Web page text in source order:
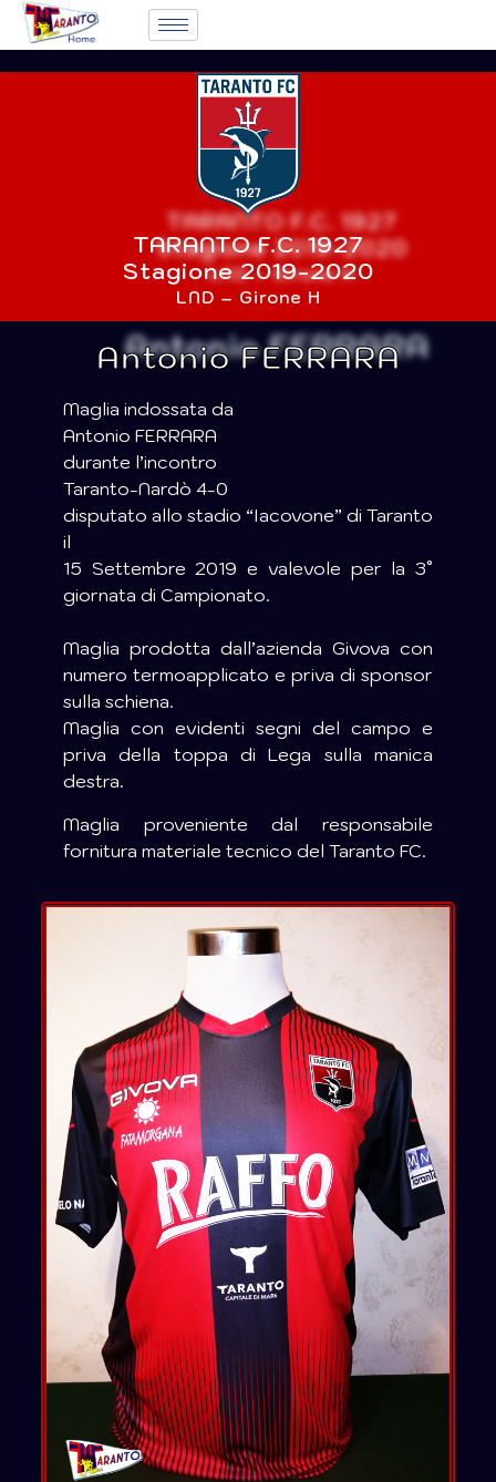
TARANTO F.C. 1927
Stagione 2019-2020
LND – Girone H
Antonio FERRARA
Maglia indossata da
Antonio FERRARA
durante l’incontro
Taranto-Nardò 4-0
disputato allo stadio “Iacovone” di Taranto
il
15 Settembre 2019 e valevole per la 3°
giornata di Campionato.
Maglia prodotta dall’azienda Givova con
numero termoapplicato e priva di sponsor
sulla schiena.
Maglia con evidenti segni del campo e
priva della toppa di Lega sulla manica
destra.
Maglia proveniente dal responsabile
fornitura materiale tecnico del Taranto FC.